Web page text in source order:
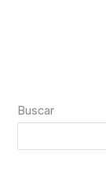
Buscar